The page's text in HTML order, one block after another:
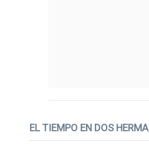
EL TIEMPO EN DOS